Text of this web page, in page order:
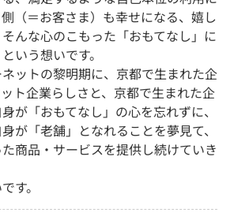
（＝お客さま）も幸せになる、嬉し
んな心のこもった「おもてなし」に
いう想いです。
ットの黎明期に、京都で生まれた企
ト企業らしさと、京都で生まれた企
が「おもてなし」の心を忘れずに、
が「老舗」となれることを夢見て、
商品・サービスを提供し続けていき
す。